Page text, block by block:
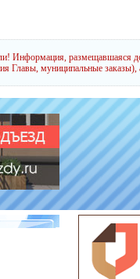
Информация, размещавшаяся
Главы, муниципальные заказы),